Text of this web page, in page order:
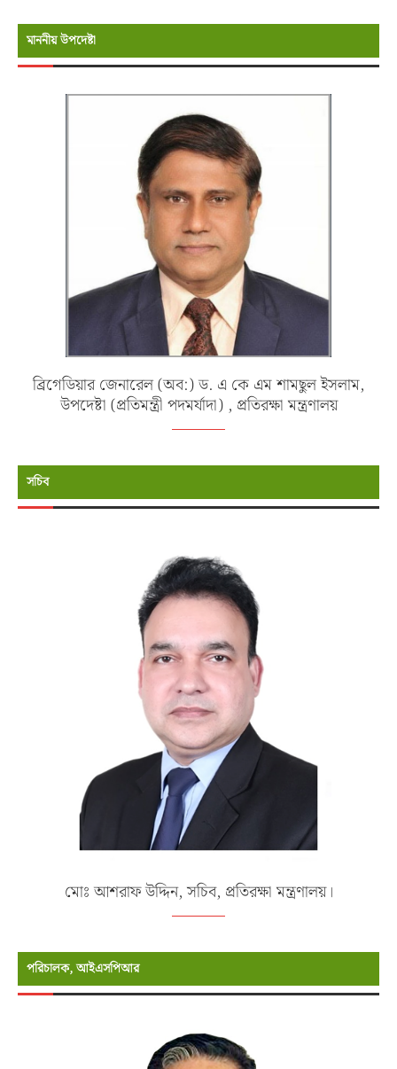
মাননীয় উপদেষ্টা
ব্রিগেডিয়ার জেনারেল (অব:) ড. এ কে এম শামছুল ইসলাম,
উপদেষ্টা (প্রতিমন্ত্রী পদমর্যাদা) , প্রতিরক্ষা মন্ত্রণালয়
সচিব
মোঃ আশরাফ উদ্দিন, সচিব, প্রতিরক্ষা মন্ত্রণালয়।
পরিচালক, আইএসপিআর